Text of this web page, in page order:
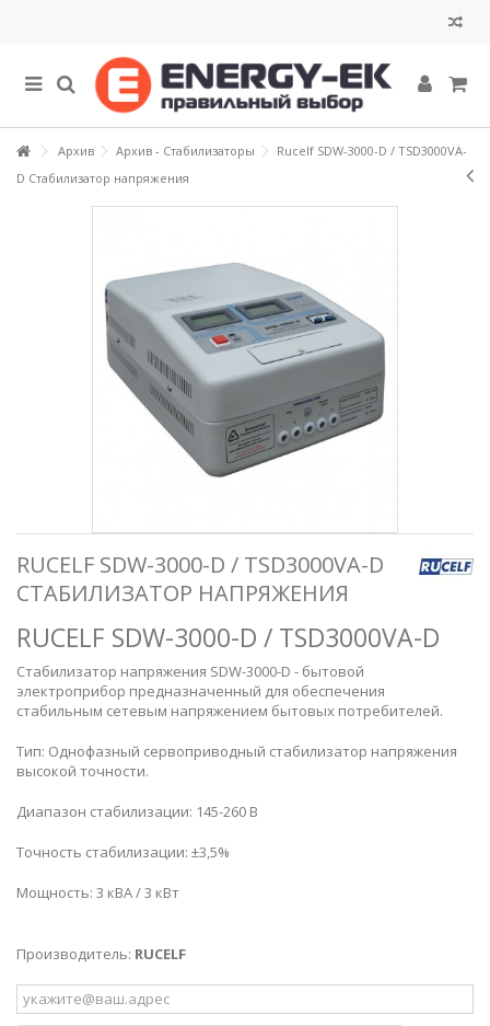
Архив Архив - Стабилизаторы
Rucelf SDW-3000-D / TSD3000VA-
D Стабилизатор напряжения
RUCELF SDW-3000-D / TSD3000VA-D
СТАБИЛИЗАТОР НАПРЯЖЕНИЯ
RUCELF SDW-3000-D / TSD3000VA-D
Стабилизатор напряжения SDW-3000-D - бытовой
электроприбор предназначенный для обеспечения
стабильным сетевым напряжением бытовых потребителей.
Тип: Однофазный сервоприводный стабилизатор напряжения
высокой точности.
Диапазон стабилизации: 145-260 В
Точность стабилизации: ±3,5%
Мощность: 3 кВА / 3 кВт
Производитель: RUCELF